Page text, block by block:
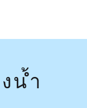
งน้ำ